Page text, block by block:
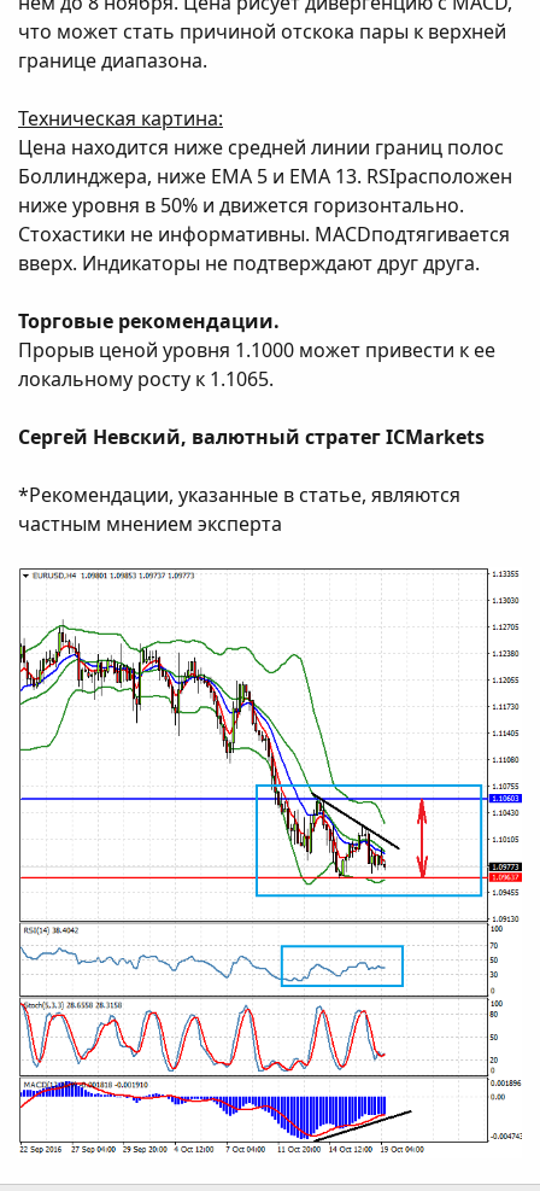
что может стать причиной отскока пары к верхней
границе диапазона.
Техническая картина:
Цена находится ниже средней линии границ полос
Боллинджера, ниже EМА 5 и ЕМА 13. RSIрасположен
ниже уровня в 50% и движется горизонтально.
Стохастики не информативны. MACDподтягивается
вверх. Индикаторы не подтверждают друг друга.
Торговые рекомендации.
Прорыв ценой уровня 1.1000 может привести к ее
локальному росту к 1.1065.
Сергей Невский, валютный стратег ICMarkets
*Рекомендации, указанные в статье, являются
частным мнением эксперта